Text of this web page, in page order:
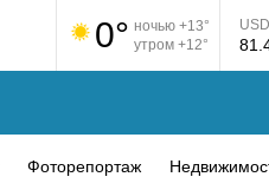
0° ночью +13°
утром +12°
USD
Фоторепортаж